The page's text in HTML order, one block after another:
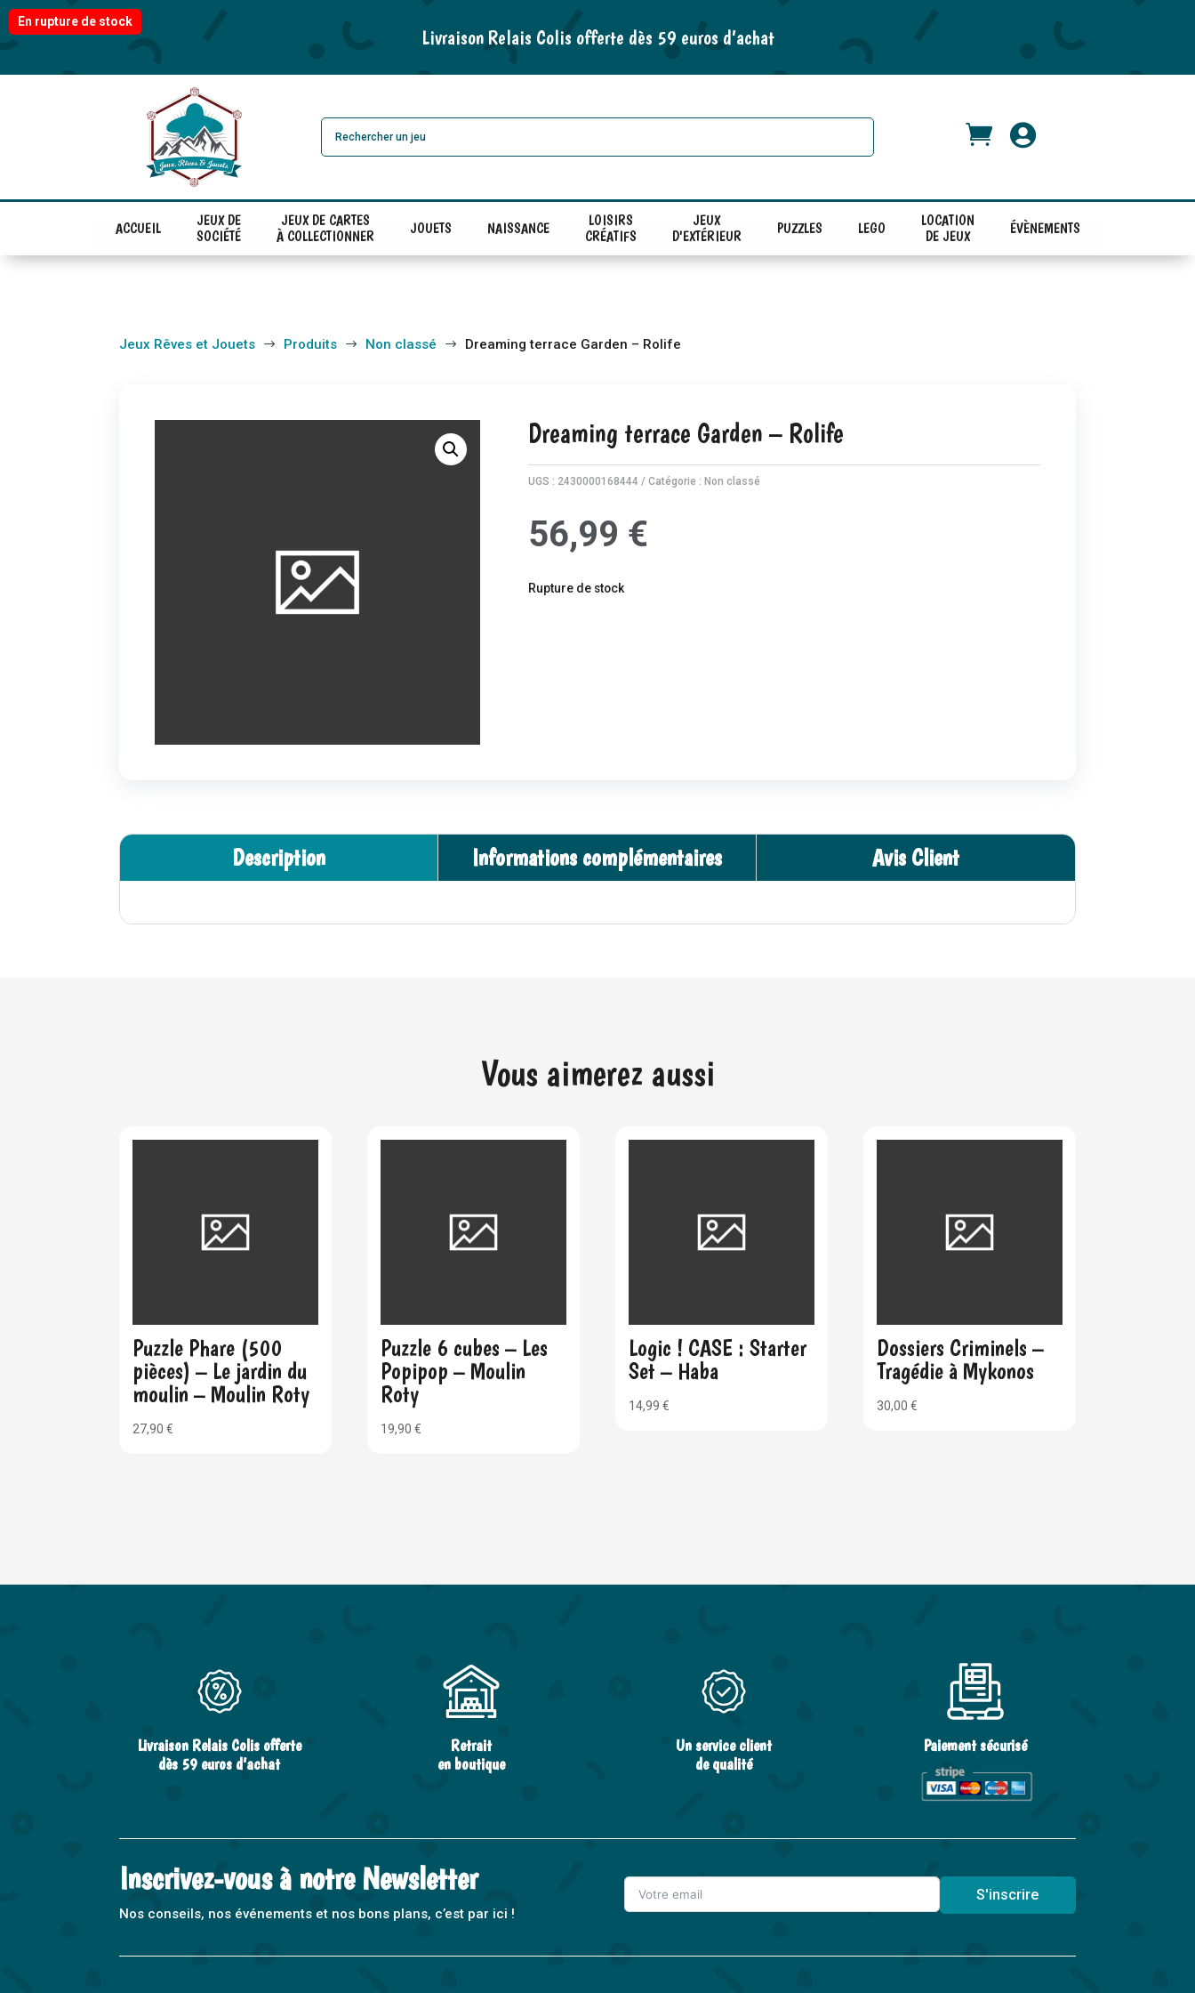
Livraison Relais Colis offerte dès 59 euros d’achat
 
ACCUEIL
JEUX DE
SOCIÉTÉ
JEUX DE CARTES
À COLLECTIONNER
JOUETS NAISSANCE
LOISIRS
CRÉATIFS
JEUX
D'EXTÉRIEUR
PUZZLES LEGO
LOCATION
DE JEUX
ÉVÈNEMENTS
En rupture de stock
Jeux Rêves et Jouets $ Produits $ Non classé $ Dreaming terrace Garden – Rolife
Dreaming terrace Garden – Rolife
UGS : 2430000168444 Catégorie : Non classé
56,99 €
Rupture de stock
Description Informations complémentaires Avis Client
Vous aimerez aussi
Puzzle Phare (500
pièces) – Le jardin du
moulin – Moulin Roty
27,90€
Puzzle 6 cubes – Les
Popipop – Moulin
Roty
19,90€
Logic ! CASE : Starter
Set – Haba
14,99€
Dossiers Criminels –
Tragédie à Mykonos
30,00€
Livraison Relais Colis offerte
dès 59 euros d’achat
Retrait
en boutique
Un service client
de qualité
Paiement sécurisé
Inscrivez-vous à notre Newsletter
Nos conseils, nos événements et nos bons plans, c’est par ici !
S'inscrire